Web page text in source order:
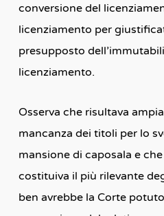
conversione del
licenziamento per
presupposto
licenziamento.
Osserva che risultava
mancanza dei titoli per lo
mansione di caposala e
costituiva il più rilevante
ben avrebbe la Corte